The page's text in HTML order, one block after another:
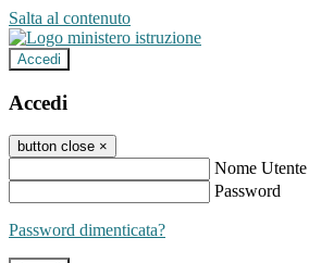
Salta al contenuto
Accedi
Accedi
button close ×
Nome Utente
Password
Password dimenticata?